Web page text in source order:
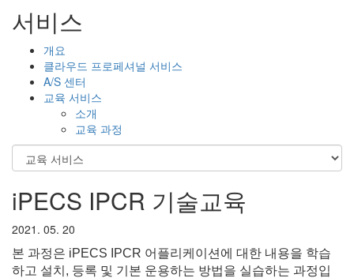
서비스
개요
클라우드 프로페셔널 서비스
A/S 센터
교육 서비스
소개
교육 과정
iPECS IPCR 기술교육
2021. 05. 20
본 과정은 iPECS IPCR 어플리케이션에 대한 내용을 학습
하고 설치, 등록 및 기본 운용하는 방법을 실습하는 과정입